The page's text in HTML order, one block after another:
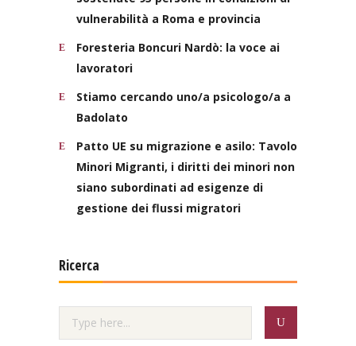
vulnerabilità a Roma e provincia
Foresteria Boncuri Nardò: la voce ai
lavoratori
Stiamo cercando uno/a psicologo/a a
Badolato
Patto UE su migrazione e asilo: Tavolo
Minori Migranti, i diritti dei minori non
siano subordinati ad esigenze di
gestione dei flussi migratori
Ricerca